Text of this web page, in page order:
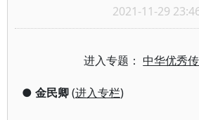
2021-11-29
进入专题：中华优秀
● 金民卿(进入专栏)